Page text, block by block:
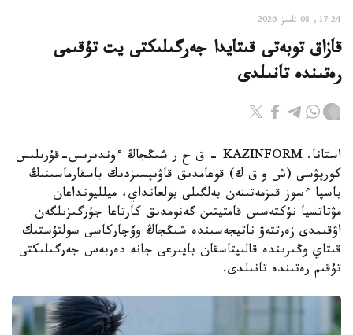
17:24, 08 تامىز 2026
قازاق توبەتى قىتايدا جەرگىلىكتى يت تۇقىمى
رەتىندە تانىلدى
استانا. KAZINFORM – ق ح ر شىڭجاڭ ءوندىرىس-قۇرىلىس
كورپۋسى (ش و ق ك) قوعامدىق قاۋىپسىزدىك باسقارماسىنىڭ
باسپا ءسوز قىزمەتىنەن بەلگىلى بولعانداي، ميلليونداعان
مۋتاتسيا نۇكتەسىن قامتيتىن گەنومدىق كارتاعا جۇرگىزىلگەن
اۋقىمدى زەرتتەۋ ناتيجەسىندە شىڭجاڭ وۆچاركاسى سولتۇستىك
قىتاي وڭىرىندە قالىپتاسقان بايىرعى جانە دەربەس جەرگىلىكتى
تۇقىم رەتىندە تانىلدى.